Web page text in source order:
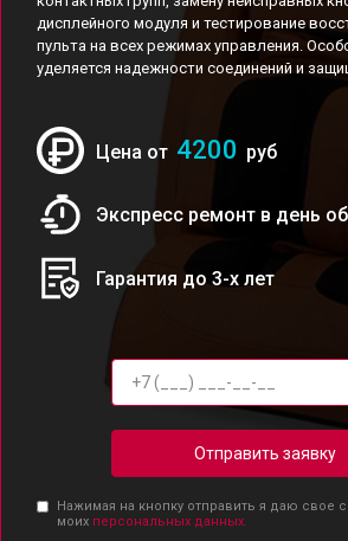
дисплейного модуля и тестирование
пульта на всех режимах управления.
уделяется надежности соединений и
Цена от 4200 руб
Экспресс ремонт в день
Гарантия до 3-х лет
Отправить заявку
Нажимая на кнопку отправить я даю свое
моих персональных данных.